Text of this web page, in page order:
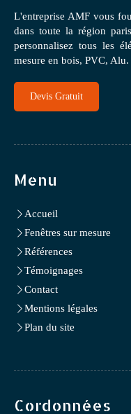
L'entreprise AMF vous
dans toute la région
personnalisez tous les
mesure en bois, PVC,
Devis Gratuit
Menu
Accueil
Fenêtres sur mesure
Références
Témoignages
Contact
Mentions légales
Plan du site
Cordonnées